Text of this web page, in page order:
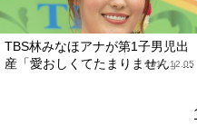
TBS林みなほアナが第1子男児出
産「愛おしくてたまりません」...
2017.12.05